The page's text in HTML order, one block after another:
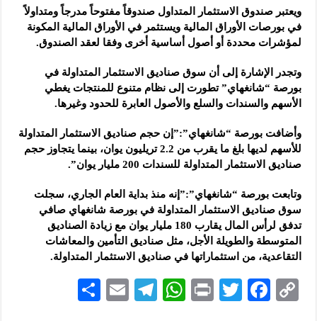
ويعتبر صندوق الاستثمار المتداول صندوقاً مفتوحاً مدرجاً ومتداولاً
في بورصات الأوراق المالية ويستثمر في الأوراق المالية المكونة
لمؤشرات محددة أو أصول أساسية أخرى وفقا لعقد الصندوق.
وتجدر الإشارة إلى أن سوق صناديق الاستثمار المتداولة في
بورصة “شانغهاي” تطورت إلى نظام متنوع للمنتجات يغطي
الأسهم والسندات والسلع والأصول العابرة للحدود وغيرها.
وأضافت بورصة “شانغهاي”:”إن حجم صناديق الاستثمار المتداولة
للأسهم لديها بلغ ما يقرب من 2.2 تريليون يوان، بينما يتجاوز حجم
صناديق الاستثمار المتداولة للسندات 200 مليار يوان”.
وتابعت بورصة “شانغهاي”:”إنه منذ بداية العام الجاري، سجلت
سوق صناديق الاستثمار المتداولة في بورصة شانغهاي صافي
تدفق لرأس المال يقارب 180 مليار يوان مع زيادة الصناديق
المتوسطة والطويلة الأجل، مثل صناديق التأمين والمعاشات
التقاعدية، من استثماراتها في صناديق الاستثمار المتداولة.
C
F
T
P
W
Te
E